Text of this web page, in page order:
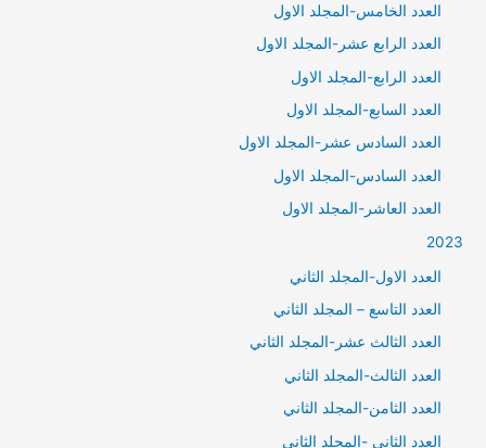
العدد الخامس-المجلد الاول
العدد الرابع عشر-المجلد الاول
العدد الرابع-المجلد الاول
العدد السابع-المجلد الاول
العدد السادس عشر-المجلد الاول
العدد السادس-المجلد الاول
العدد العاشر-المجلد الاول
2023
العدد الاول-المجلد الثاني
العدد التاسع – المجلد الثاني
العدد الثالث عشر-المجلد الثاني
العدد الثالث-المجلد الثاني
العدد الثامن-المجلد الثاني
العدد الثاني -المجلد الثاني